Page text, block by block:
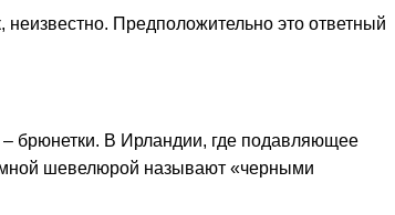
Предположительно это ответный
брюнетки. В Ирландии, где подавляющее
шевелюрой называют «черными